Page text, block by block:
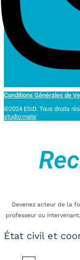
Conditions Générales de
©2024 ESiD. Tous droits
studio:mate
Devenez acteur de la
professeur ou
État civil et